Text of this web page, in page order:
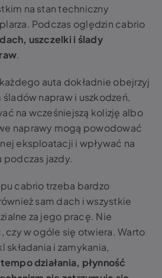
na stan techniczny
Podczas oględzin cabrio
uszczelki i ślady
.
auta dokładnie obejrzyj
napraw i uszkodzeń,
na wcześniejszą kolizję albo
naprawy mogą powodować
eksploatacji i wpływać na
podczas jazdy.
cabrio trzeba bardzo
sam dach i wszystkie
za jego pracę. Nie
czy w ogóle się otwiera. Warto
składania i zamykania,
tempo działania, płynność